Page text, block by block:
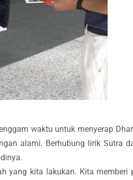
waktu untuk menyerap
alami. Berhubung lirik Sutra
yang kita lakukan. Kita memberi